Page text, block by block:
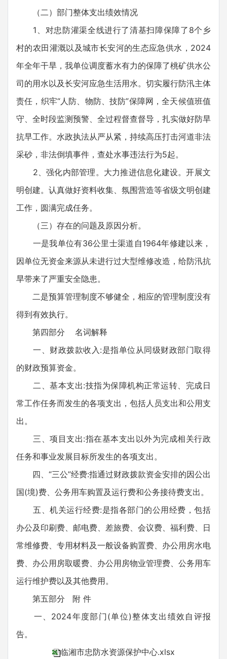
（二）部门整体支出绩效情况
1、对忠防灌渠全线进行了清基扫障保障了8个乡
村的农田灌溉以及城市长安河的生态应急供水，2024
年全年干旱，我单位调度蓄水有力的保障了桃矿供水公
司的用水以及长安河应急生活用水。切实履行防汛主体
责任，织牢“人防、物防、技防”保障网，全天候值班值
守、全时段监测预警、全过程督查督导，扎实做好防旱
抗早工作。水政执法从严从紧，持续高压打击河道非法
采砂，非法倒填事件，查处水事违法行为5起。
2、强化内部管理。大力推进信息化建设。开展文
明创建。认真做好资料收集、氛围营造等省级文明创建
工作，圆满完成任务。
（三）存在的问题及原因分析。
一是我单位有36公里士渠道自1964年修建以来，
因单位无资金来源从未进行过大型维修改造，给防汛抗
旱带来了严重安全隐患。
二是预算管理制度不够健全，相应的管理制度没有
得到有效执行。
第四部分 名词解释
一、财政拨款收入:是指单位从同级财政部门取得
的财政预算资金。
二、基本支出:技指为保障机构正常运转、完成日
常工作任务而发生的各项支出，包括人员支出和公用支
出。
三、项目支出:指在基本支出以外为完成相关行政
任务和事业发展目标所发生的各项支出。
四、“三公”经费:指通过财政拨款资金安排的因公出
国(境)费、公务用车购置及运行费和公务接待费支出。
五、机关运行经费:是指各部门的公用经费，包括
办公及印刷费、邮电费、差旅费、会议费、福利费、日
常维修费、专用材料及一般设备购置费、办公用房水电
费、办公用房取暖费、办公用房物业管理费、公务用车
运行维护费以及其他费用。
第五部分 附 件
一、2024年度部门(单位)整体支出绩效自评报
告。
临湘市忠防水资源保护中心.xlsx